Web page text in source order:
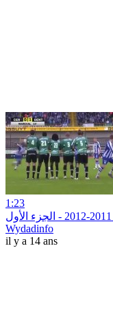
1:23
Wydadinfo
il y a 14 ans